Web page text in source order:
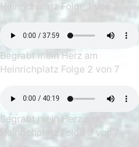
Heinrichplatz Folge 1 von 7
Begrabt mein Herz am
Heinrichplatz Folge 2 von 7
Begrabt mein Herz am
Heinrichplatz Folge 3 von 7